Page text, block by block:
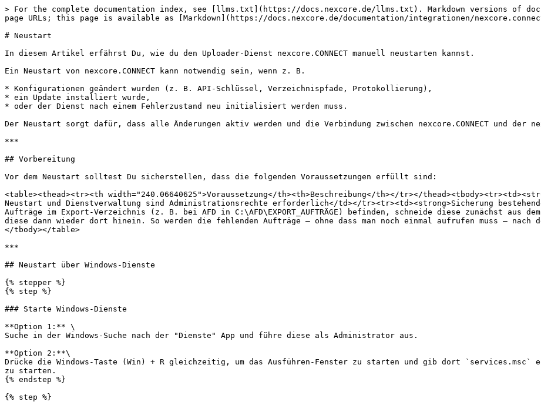
> For the complete documentation index, see [llms.txt](https://docs.nexcore.de/llms.txt). Markdown versions of
page URLs; this page is available as [Markdown](https://docs.nexcore.de/documentation/integrationen/
# Neustart
In diesem Artikel erfährst Du, wie du den Uploader-Dienst nexcore.CONNECT manuell neustarten kannst.
Ein Neustart von nexcore.CONNECT kann notwendig sein, wenn z. B.
* Konfigurationen geändert wurden (z. B. API-Schlüssel, Verzeichnispfade, Protokollierung),
* ein Update installiert wurde,
* oder der Dienst nach einem Fehlerzustand neu initialisiert werden muss.
Der Neustart sorgt dafür, dass alle Änderungen aktiv werden und die Verbindung zwischen nexcore.CONNECT und der
***
## Vorbereitung
Vor dem Neustart solltest Du sicherstellen, dass die folgenden Voraussetzungen erfüllt sind:
<table><thead><tr><th width="240.06640625">Voraussetzung</th><th>Beschreibung</th></tr></
Neustart und Dienstverwaltung sind Administrationsrechte erforderlich</td></tr><tr><td><strong>Sicherung
Aufträge im Export-Verzeichnis (z. B. bei AFD in C:\AFD\EXPORT_AUFTRÄGE) befinden, schneide diese zunächst aus
diese dann wieder dort hinein. So werden die fehlenden Aufträge – ohne dass man noch einmal aufrufen muss – nach
</tbody></table>
***
## Neustart über Windows-Dienste
{% stepper %}
{% step %}
### Starte Windows-Dienste
**Option 1:** \
Suche in der Windows-Suche nach der "Dienste" App und führe diese als Administrator aus.
**Option 2:**\
Drücke die Windows-Taste (Win) + R gleichzeitig, um das Ausführen-Fenster zu starten und gib dort `services.msc`
zu starten.
{% endstep %}
{% step %}